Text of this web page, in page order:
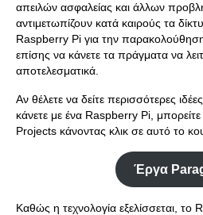
απειλών ασφαλείας και άλλων
αντιμετωπίζουν κατά καιρούς τα
Raspberry Pi για την
επίσης να κάνετε τα πράγματα να
αποτελεσματικά.
Αν θέλετε να δείτε περισσότερες
κάνετε με ένα Raspberry Pi,
Projects κάνοντας κλικ σε αυτό το
Έργα
Καθώς η τεχνολογία εξελίσσεται, το